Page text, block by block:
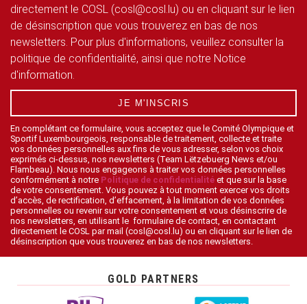
directement le COSL (cosl@cosl.lu) ou en cliquant sur le lien
de désinscription que vous trouverez en bas de nos
newsletters. Pour plus d'informations, veuillez consulter la
politique de confidentialité, ainsi que notre Notice
d'information.
JE M'INSCRIS
En complétant ce formulaire, vous acceptez que le Comité Olympique et
Sportif Luxembourgeois, responsable de traitement, collecte et traite
vos données personnelles aux fins de vous adresser, selon vos choix
exprimés ci-dessus, nos newsletters (Team Lëtzebuerg News et/ou
Flambeau). Nous nous engageons à traiter vos données personnelles
conformément à notre Politique de confidentialité et que sur la base
de votre consentement. Vous pouvez à tout moment exercer vos droits
d’accès, de rectification, d’effacement, à la limitation de vos données
personnelles ou revenir sur votre consentement et vous désinscrire de
nos newsletters, en utilisant le formulaire de contact, en contactant
directement le COSL par mail (cosl@cosl.lu) ou en cliquant sur le lien de
désinscription que vous trouverez en bas de nos newsletters.
GOLD PARTNERS